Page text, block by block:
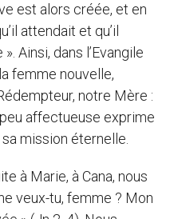
est alors créée, et en
attendait et qu’il
Ainsi, dans l’Evangile
femme nouvelle,
notre Mère :
affectueuse exprime
mission éternelle.
à Marie, à Cana, nous
veux-tu, femme ? Mon